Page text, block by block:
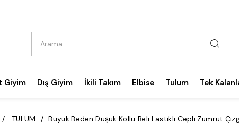
Giyim Dış Giyim İkili Takım Elbise Tulum Tek
TULUM Büyük Beden Düşük Kollu Beli Lastikli Cepli Zümrüt